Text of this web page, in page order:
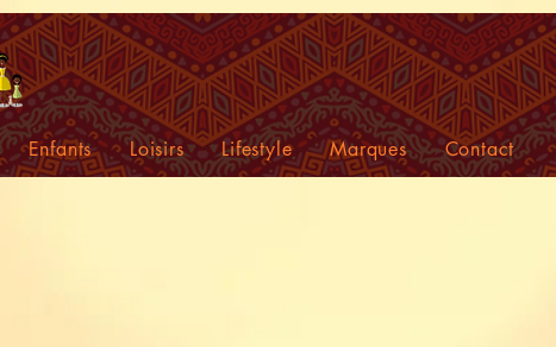
Enfants Loisirs Lifestyle Marques Contact